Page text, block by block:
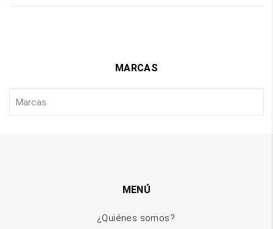
MARCAS
MENÚ
¿Quiénes somos?